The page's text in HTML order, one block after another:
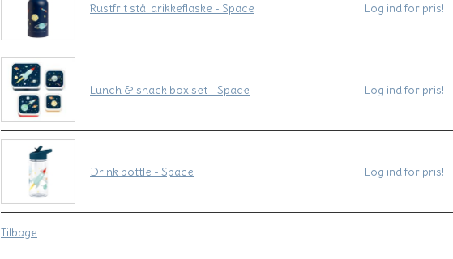
Rustfrit stål drikkeflaske - Space Log ind for pris!
Lunch & snack box set - Space Log ind for pris!
Drink bottle - Space Log ind for pris!
Tilbage